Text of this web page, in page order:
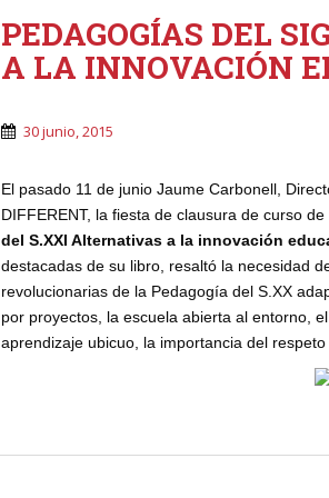
PEDAGOGÍAS DEL
A LA INNOVACIÓN
30 junio, 2015
El pasado 11 de junio Jaume Carbonell,
DIFFERENT, la fiesta de clausura de curso
del S.XXI Alternativas a la innovación
destacadas de su libro, resaltó la necesidad
revolucionarias de la Pedagogía del S.XX
por proyectos, la escuela abierta al entorno,
aprendizaje ubicuo, la importancia del